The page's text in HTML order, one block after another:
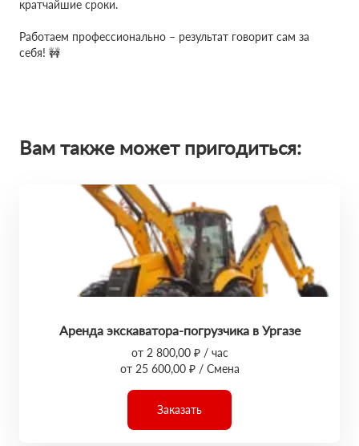
кратчайшие сроки.
Работаем профессионально – результат говорит сам за
себя! 🚧
Вам также может пригодиться:
Аренда экскаватора-погрузчика в Ургазе
от 2 800,00 ₽ / час
от 25 600,00 ₽ / Смена
Заказать